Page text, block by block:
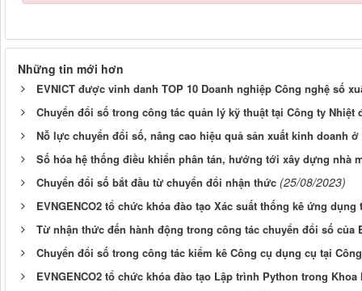
Những tin mới hơn
EVNICT được vinh danh TOP 10 Doanh nghiệp Công nghệ số
Chuyển đổi số trong công tác quản lý kỹ thuật tại Công ty Nhiệt
Nỗ lực chuyển đổi số, nâng cao hiệu quả sản xuất kinh doanh ở
Số hóa hệ thống điều khiển phân tán, hướng tới xây dựng nhà
Chuyển đổi số bắt đầu từ chuyển đổi nhận thức (25/08/2023)
EVNGENCO2 tổ chức khóa đào tạo Xác suất thống kê ứng
Từ nhận thức đến hành động trong công tác chuyển đổi số của
Chuyển đổi số trong công tác kiểm kê Công cụ dụng cụ tại
EVNGENCO2 tổ chức khóa đào tạo Lập trình Python trong